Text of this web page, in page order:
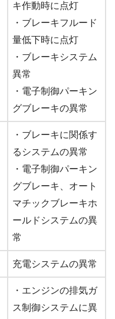
キ作動時に点灯
・ブレーキフルード
量低下時に点灯
・ブレーキシステム
異常
・電子制御パーキン
グブレーキの異常
・ブレーキに関係す
るシステムの異常
・電子制御パーキン
グブレーキ、オート
マチックブレーキホ
ールドシステムの異
常
充電システムの異常
・エンジンの排気ガ
ス制御システムに異